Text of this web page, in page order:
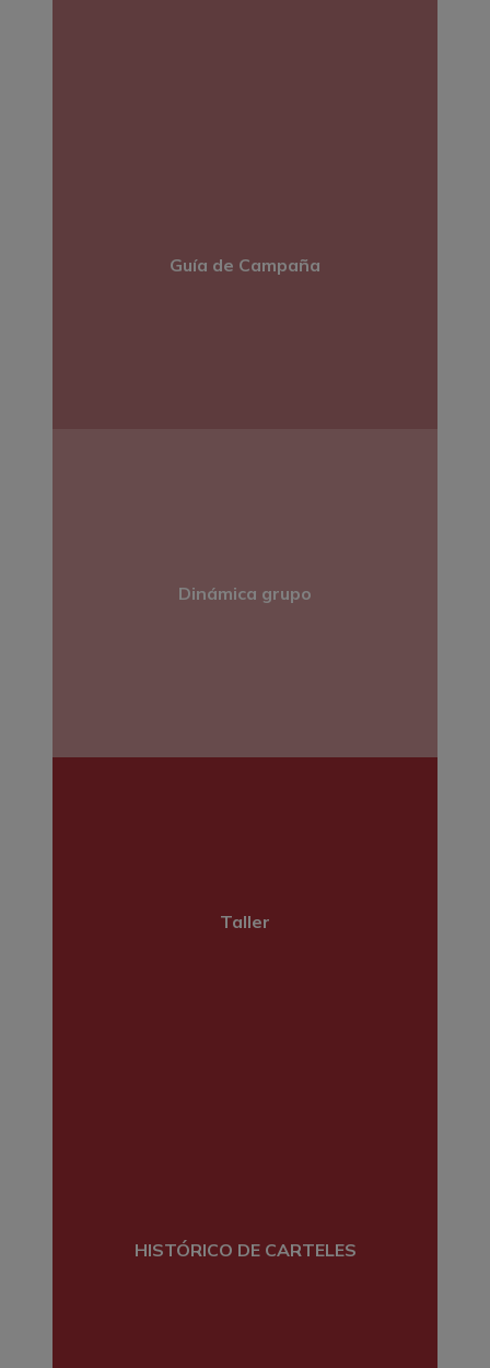
Guía de Campaña
Dinámica grupo
Taller
HISTÓRICO DE CARTELES